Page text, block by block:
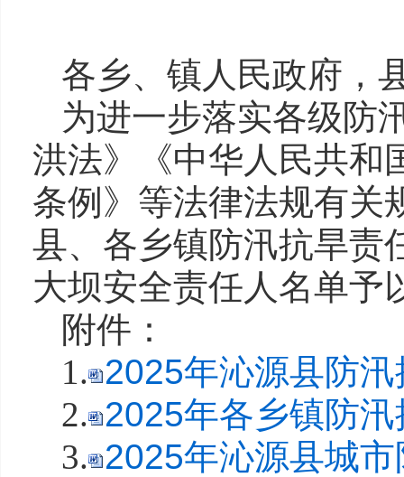
各乡、镇人民政府，
为进一步落实各级防
洪法》《中华人民共和
条例》等法律法规有关
县、各乡镇防汛抗旱责
大坝安全责任人名单予
附件：
1. 2025年沁源县防
2. 2025年各乡镇防
3. 2025年沁源县城